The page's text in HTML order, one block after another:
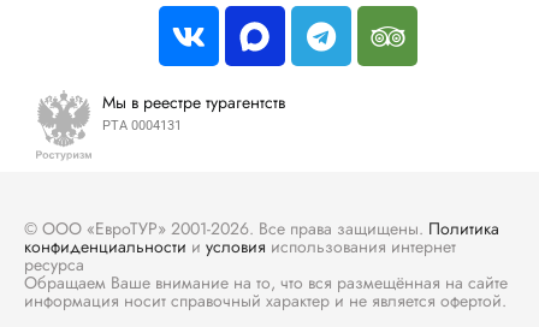
Мы в реестре турагентств
РТА 0004131
© ООО «ЕвроТУР» 2001-2026. Все права защищены. Политика
конфиденциальности и условия использования интернет
ресурса
Обращаем Ваше внимание на то, что вся размещённая на сайте
информация носит справочный характер и не является офертой.